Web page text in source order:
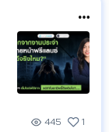
445 1